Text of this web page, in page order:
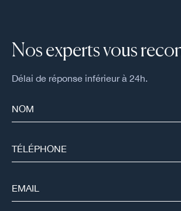
Nos experts vous
Délai de réponse inférieur à 24h.